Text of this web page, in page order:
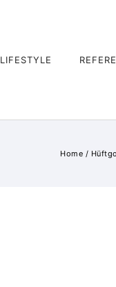
LIFESTYLE
Home /